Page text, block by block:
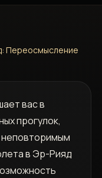
Переосмысление
вас в
прогулок,
неповторимым
в Эр-Рияд